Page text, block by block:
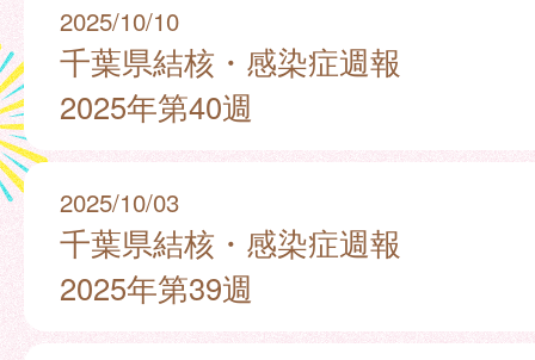
2025/10/10
千葉県結核・感染症週報
2025年第40週
2025/10/03
千葉県結核・感染症週報
2025年第39週